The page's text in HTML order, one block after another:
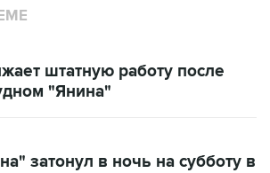
штатную работу после
"Янина"
затонул в ночь на субботу в